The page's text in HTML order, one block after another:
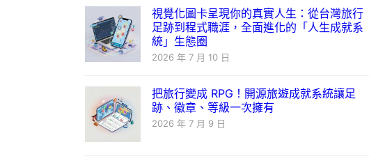
視覺化圖卡呈現你的真實人生：從台灣旅行
足跡到程式職涯，全面進化的「人生成就系
統」生態圈
2026 年 7 月 10 日
把旅行變成 RPG！開源旅遊成就系統讓足
跡、徽章、等級一次擁有
2026 年 7 月 9 日